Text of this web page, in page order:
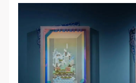
容包括：①中央美术学院美术馆
内○3由中央美术学院公共教育部
（2）、使用形式 用于中央美术
附带光盘及宣传资料。
容包括：①中央美术学院美术馆
内○3由中央美术学院公共教育部
（2）、使用形式 用于中央美术
附带光盘及宣传资料。
容包括：①中央美术学院美术馆
内○3由中央美术学院公共教育部
（2）、使用形式 用于中央美术
附带光盘及宣传资料。